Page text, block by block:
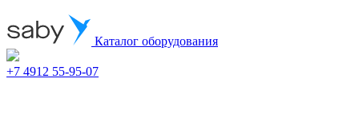
Каталог оборудования
+7 4912 55-95-07